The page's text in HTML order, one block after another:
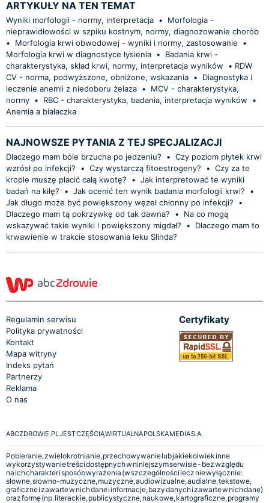
ARTYKUŁY NA TEN TEMAT
Wyniki morfologii - normy, interpretacja •
Morfologia -
nieprawidłowości w szpiku kostnym, normy, diagnozowanie chorób
•
Morfologia krwi obwodowej - wyniki i normy, zastosowanie
•
Morfologia krwi w diagnostyce łysienia •
Badania krwi -
charakterystyka, skład krwi, normy, interpretacja wyników
• ​RDW
CV - norma, podwyższone, obniżone, wskazania •
Diagnostyka i
leczenie anemii z niedoboru żelaza •
MCV - charakterystyka,
normy • RBC - charakterystyka, badania, interpretacja wyników
•
Anemia a białaczka
NAJNOWSZE PYTANIA Z TEJ SPECJALIZACJI
Dlaczego mam bóle brzucha po jedzeniu? • Czy poziom płytek krwi
wzrósł po infekcji?
• Czy wystarczą fitoestrogeny? • Czy za te
krople muszę płacić całą kwotę?
• Jak interpretować te wyniki
badań na kiłę?
• Jak ocenić ten wynik badania morfologii krwi?
•
Jak długo może być powiększony węzeł chłonny po infekcji?
•
Dlaczego mam tą pokrzywkę od tak dawna?
•
Na co mogą
wskazywać takie wyniki i powiększony migdał?
•
Dlaczego mam to
krwawienie w trakcie stosowania leku Slinda?
Regulamin serwisu
Polityka prywatności
Kontakt
Mapa witryny
Indeks pytań
Partnerzy
Reklama
O nas
Certyfikaty
ABCZDROWIE.PL JEST CZĘŚCIĄ WIRTUALNA POLSKA MEDIA S.A.
Pobieranie, zwielokrotnianie, przechowywanie lub jakiekolwiek inne
wykorzystywanie treści dostępnych w niniejszym serwisie - bez względu
na ich charakter i sposób wyrażenia (w szczególności lecz nie wyłącznie:
słowne, słowno-muzyczne, muzyczne, audiowizualne, audialne, tekstowe,
graficzne i zawarte w nich dane i informacje, bazy danych i zawarte w nich dane)
oraz formę (np. literackie, publicystyczne, naukowe, kartograficzne, programy